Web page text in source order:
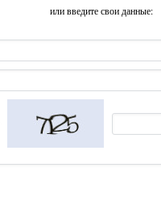
или введите свои данные: